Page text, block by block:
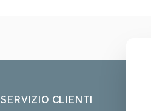
SERVIZIO CLIENTI